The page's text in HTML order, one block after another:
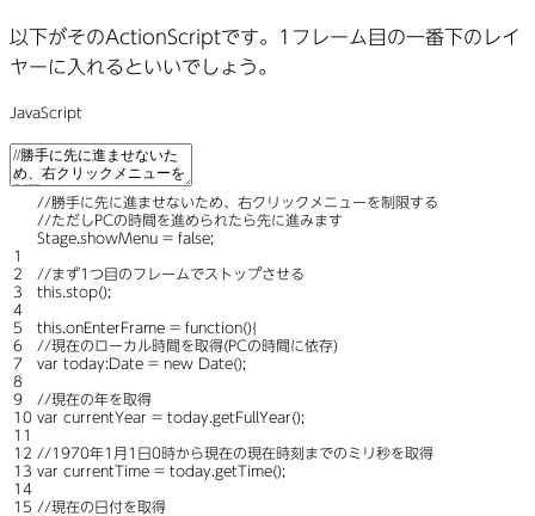
以下がそのActionScriptです。1フレーム目の一番下のレイ
ヤーに入れるといいでしょう。
JavaScript
1
2
3
4
5
6
7
8
9
10
11
12
13
14
15
//勝手に先に進ませないため、右クリックメニューを制限する
//ただしPCの時間を進められたら先に進みます
Stage showMenu = false;
//まず1つ目のフレームでストップさせる
this stop();
this onEnterFrame = function(){
//現在のローカル時間を取得(PCの時間に依存)
var today:Date = new Date();
//現在の年を取得
var currentYear = today getFullYear();
//1970年1月1日0時から現在の現在時刻までのミリ秒を取得
var currentTime = today getTime();
//現在の日付を取得